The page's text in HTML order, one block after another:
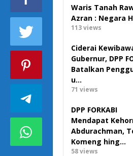
Waris Tanah
Azran : Negara
113 views
Ciderai
Gubernur, DPP
Batalkan
u…
71 views
DPP FORKABI
Mendapat
Abdurachman,
Komeng hing…
58 views